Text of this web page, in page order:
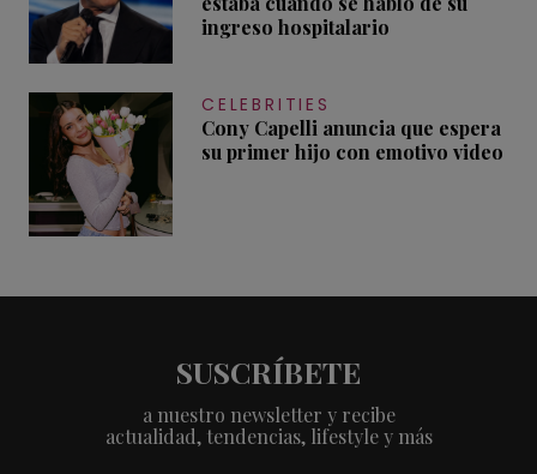
ingreso hospitalario
CELEBRITIES
Cony Capelli anuncia que espera
su primer hijo con emotivo video
SUSCRÍBETE
a nuestro newsletter y recibe
actualidad, tendencias, lifestyle y más